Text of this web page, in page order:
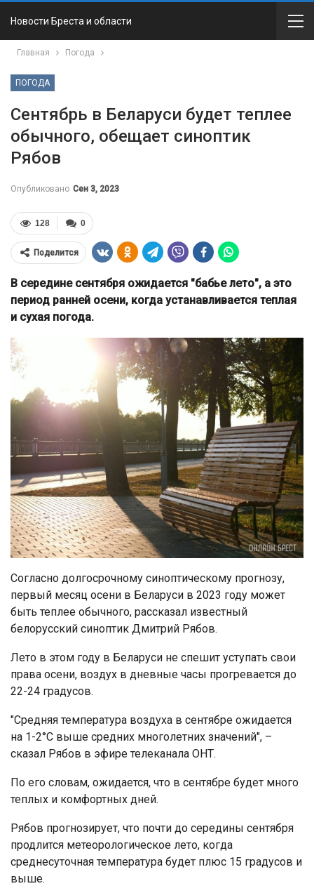
Новости Бреста и области
Главная Погода
ПОГОДА
Сентябрь в Беларуси будет теплее
обычного, обещает синоптик
Рябов
Опубликовано Сен 3, 2023
0
128
Поделится
В середине сентября ожидается "бабье лето", а это
период ранней осени, когда устанавливается теплая
и сухая погода.
Согласно долгосрочному синоптическому прогнозу,
первый месяц осени в Беларуси в 2023 году может
быть теплее обычного, рассказал известный
белорусский синоптик Дмитрий Рябов.
Лето в этом году в Беларуси не спешит уступать свои
права осени, воздух в дневные часы прогревается до
22-24 градусов.
"Средняя температура воздуха в сентябре ожидается
на 1-2°C выше средних многолетних значений", –
сказал Рябов в эфире телеканала ОНТ.
По его словам, ожидается, что в сентябре будет много
теплых и комфортных дней.
Рябов прогнозирует, что почти до середины сентября
продлится метеорологическое лето, когда
среднесуточная температура будет плюс 15 градусов и
выше.